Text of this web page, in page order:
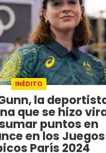
INÉDITO
la
que se hizo
puntos en
en los Juegos
París 2024